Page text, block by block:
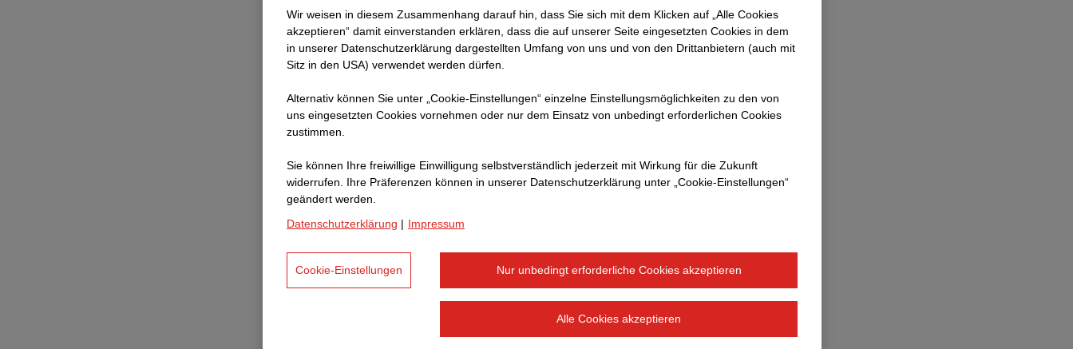
Wir weisen in diesem Zusammenhang darauf hin, dass Sie sich mit dem Klicken auf „Alle Cookies
akzeptieren“ damit ein­ver­standen erklären, dass die auf unserer Seite eingesetzten Cookies in dem
in unserer Datenschutzerklärung dargestellten Umfang von uns und von den Drittanbietern (auch mit
Sitz in den USA) verwendet werden dürfen.
Alternativ können Sie unter „Cookie-Einstellungen“ einzelne Einstellungsmöglichkeiten zu den von
uns eingesetzten Cookies vornehmen oder nur dem Einsatz von unbedingt erforderlichen Cookies
zustimmen.
Sie können Ihre freiwillige Einwilligung selbstverständlich jederzeit mit Wirkung für die Zukunft
widerrufen. Ihre Prä­fe­renzen können in unserer Datenschutzerklärung unter „Cookie-Einstellungen“
geändert werden.
Datenschutzerklärung | Impressum
Nur unbedingt erforderliche Cookies akzeptieren
Alle Cookies akzeptieren
Cookie-Einstellungen